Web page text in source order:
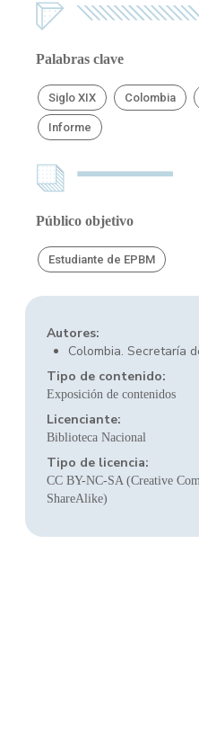
Palabras clave
Siglo XIX Colombia
Informe
Público objetivo
Estudiante de EPBM
Autores:
Colombia. Secretaría
Tipo de contenido:
Exposición de contenidos
Licenciante:
Biblioteca Nacional
Tipo de licencia:
CC BY-NC-SA (Creative
ShareAlike)